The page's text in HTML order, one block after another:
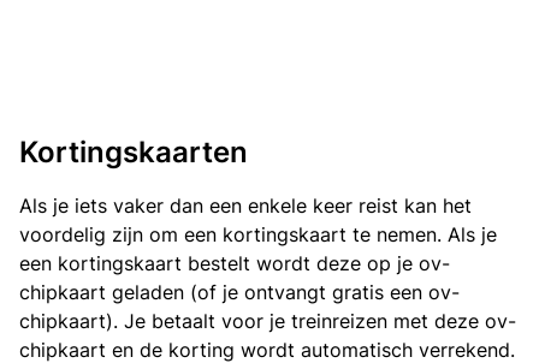
Kortingskaarten
Als je iets vaker dan een enkele keer reist kan het
voordelig zijn om een kortingskaart te nemen. Als je
een kortingskaart bestelt wordt deze op je ov-
chipkaart geladen (of je ontvangt gratis een ov-
chipkaart). Je betaalt voor je treinreizen met deze ov-
chipkaart en de korting wordt automatisch verrekend.